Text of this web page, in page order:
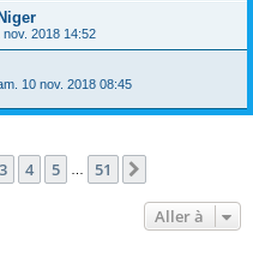
nov. 2018 14:52
10 nov. 2018 08:45
51
3 4 5 51
Aller à